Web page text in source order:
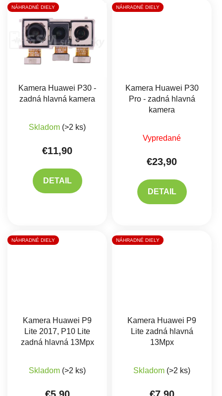
NÁHRADNÉ DIELY
Kamera Huawei P30 -
zadná hlavná kamera
Skladom (>2 ks)
€11,90
DETAIL
NÁHRADNÉ DIELY
Kamera Huawei P30
Pro - zadná hlavná
kamera
Vypredané
€23,90
DETAIL
NÁHRADNÉ DIELY
Kamera Huawei P9
Lite 2017, P10 Lite
zadná hlavná 13Mpx
Skladom (>2 ks)
NÁHRADNÉ DIELY
Kamera Huawei P9
Lite zadná hlavná
13Mpx
Skladom (>2 ks)